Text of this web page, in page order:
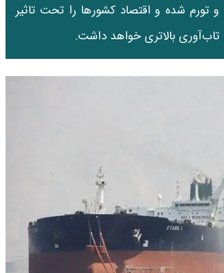
تورم شده و اقتصاد کشورها را تحت تاثیر
تاب‌آوری بالاتری خواهد داشت.